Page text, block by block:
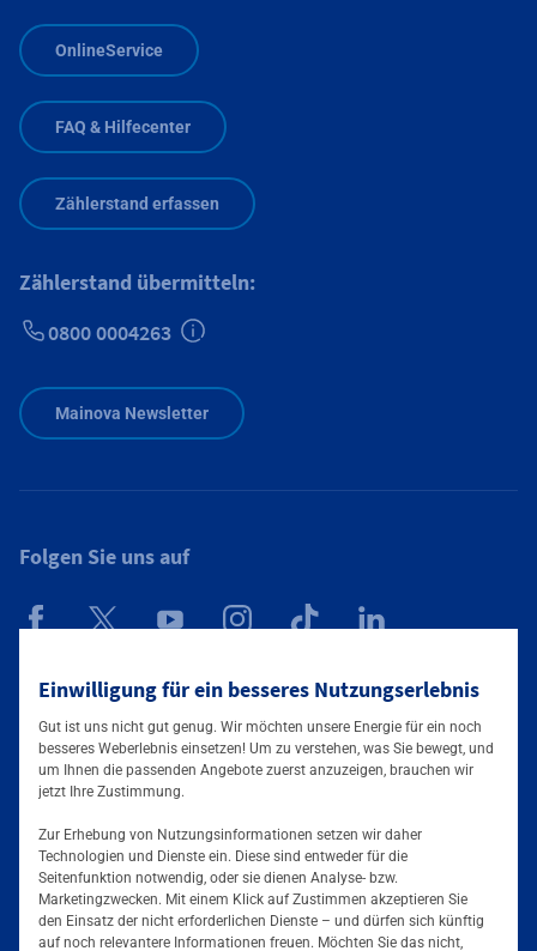
Einwilligung für ein besseres Nutzungserlebnis
Gut ist uns nicht gut genug. Wir möchten unsere Energie für ein noch
besseres Weberlebnis einsetzen! Um zu verstehen, was Sie bewegt, und
um Ihnen die passenden Angebote zuerst anzuzeigen, brauchen wir
jetzt Ihre Zustimmung.
Zur Erhebung von Nutzungsinformationen setzen wir daher
Technologien und Dienste ein. Diese sind entweder für die
Seitenfunktion notwendig, oder sie dienen Analyse- bzw.
Marketingzwecken. Mit einem Klick auf Zustimmen akzeptieren Sie
den Einsatz der nicht erforderlichen Dienste – und dürfen sich künftig
auf noch relevantere Informationen freuen. Möchten Sie das nicht,
OnlineService
FAQ & Hilfecenter
Zählerstand erfassen
Zählerstand übermitteln:
0800 0004263
Mainova Newsletter
Folgen Sie uns auf
Mainova App
Tarife & Angebote
Strom für Zuhause